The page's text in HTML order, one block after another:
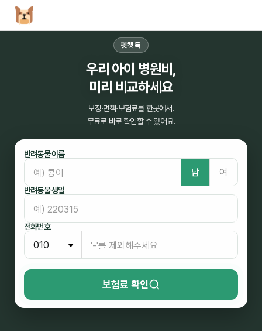
펫캣독
우리 아이 병원비,
미리 비교하세요
보장·면책·보험료를 한곳에서.
무료로 바로 확인할 수 있어요.
반려동물 이름
남 여
반려동물 생일
전화번호
보험료 확인